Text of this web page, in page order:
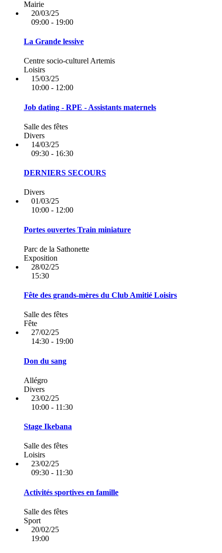
Mairie
20/03/25
09:00 - 19:00
La Grande lessive
Centre socio-culturel Artemis
Loisirs
15/03/25
10:00 - 12:00
Job dating - RPE - Assistants maternels
Salle des fêtes
Divers
14/03/25
09:30 - 16:30
DERNIERS SECOURS
Divers
01/03/25
10:00 - 12:00
Portes ouvertes Train miniature
Parc de la Sathonette
Exposition
28/02/25
15:30
Fête des grands-mères du Club Amitié Loisirs
Salle des fêtes
Fête
27/02/25
14:30 - 19:00
Don du sang
Allégro
Divers
23/02/25
10:00 - 11:30
Stage Ikebana
Salle des fêtes
Loisirs
23/02/25
09:30 - 11:30
Activités sportives en famille
Salle des fêtes
Sport
20/02/25
19:00